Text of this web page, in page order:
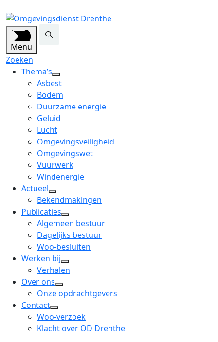
Menu
Zoeken
Thema’s
open
dropdown
menu
Asbest
Bodem
Duurzame energie
Geluid
Lucht
Omgevingsveiligheid
Omgevingswet
Vuurwerk
Windenergie
Actueel
open
dropdown
menu
Bekendmakingen
Publicaties
open
dropdown
menu
Algemeen bestuur
Dagelijks bestuur
Woo-besluiten
Werken bij
open
menu
Verhalen
Over ons
open
dropdown
menu
Onze opdrachtgevers
Contact
open
dropdown
Woo-verzoek
Klacht over OD Drenthe